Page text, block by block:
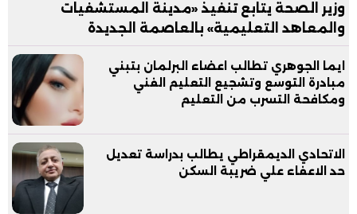
وزير الصحة يتابع تنفيذ «مدينة المستشفيات
والمعاهد التعليمية» بالعاصمة الجديدة
ايما الجوهري تطالب اعضاء البرلمان بتبني
مبادرة التوسع وتشجيع التعليم الفني
ومكافحة التسرب من التعليم
الاتحادي الديمقراطي يطالب بدراسة تعديل
حد الاعفاء علي ضريبة السكن